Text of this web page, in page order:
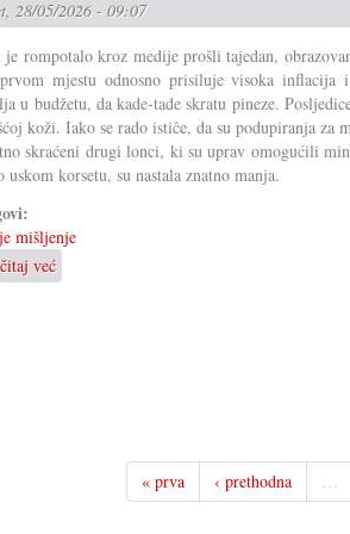
obljetnice
28/05/2026 - 09:07
je rompotalo kroz medije prošli tajedan,
mjestu odnosno prisiluje visoka inflacija
u budžetu, da kade-tade skratu pineze.
koži. Iako se rado ističe, da su podupiranja za
skraćeni drugi lonci, ki su uprav omogućili
uskom korsetu, su nastala znatno manja.
mišljenje
već
Skraćenja
« prva ‹ prethodna …